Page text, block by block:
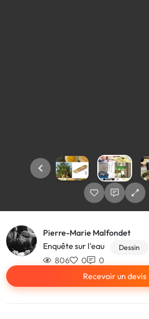
Pierre-Marie Malfondet
Enquête sur l'eau
Dessin
806 0
0
Recevoir un devis